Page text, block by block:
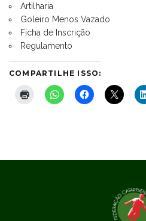
Artilharia
Goleiro Menos Vazado
Ficha de Inscrição
Regulamento
COMPARTILHE ISSO: